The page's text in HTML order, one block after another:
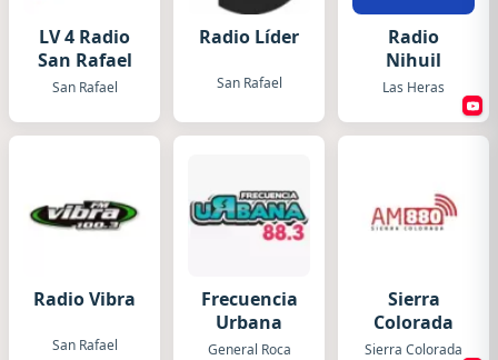
LV 4 Radio
San Rafael
San Rafael
Radio Líder
San Rafael
Radio
Nihuil
Las Heras
Radio Vibra
San Rafael
Frecuencia
Urbana
General Roca
Sierra
Colorada
Sierra Colorada